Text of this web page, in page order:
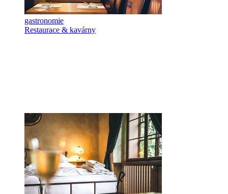
gastronomie
Restaurace & kavárny